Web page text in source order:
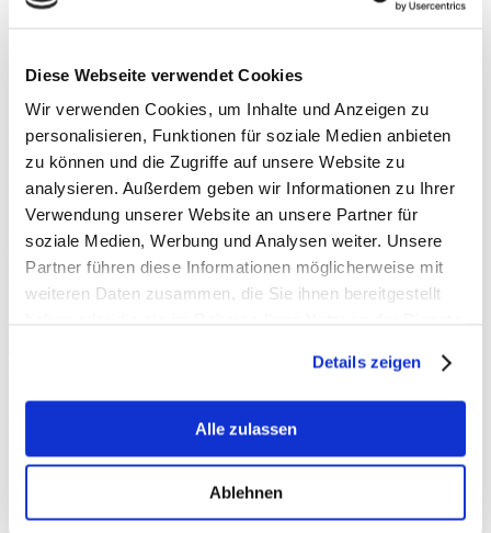
Diese Webseite verwendet Cookies
Wir verwenden Cookies, um Inhalte und Anzeigen zu
personalisieren, Funktionen für soziale Medien anbieten
zu können und die Zugriffe auf unsere Website zu
analysieren. Außerdem geben wir Informationen zu Ihrer
Verwendung unserer Website an unsere Partner für
soziale Medien, Werbung und Analysen weiter. Unsere
Partner führen diese Informationen möglicherweise mit
weiteren Daten zusammen, die Sie ihnen bereitgestellt
Details zeigen
Alle zulassen
Ablehnen
Landwirtschaftliche Betriebe prägen unseren Kreis Viersen und
haben eine große Bedeutung für unsere Region.
Heute habe ich die erste Winterversammlung der Kreisbauernschaft
Krefeld-Viersen im Restaurant Secretis in Hinsbeck besucht. Neben
Kreislandwirt Paul-Christian Küskens, Ortslandwirt Andreas
Wolfers und Geschäftsführer Sebastian Gores nahmen rund
Landwirte aus der Gemeinde Grefrath, der Stadt Nettetal und der
Stadt Viersen teil.
erläutert, dass es auch in der Landwirtschaft wieder nach vorne geht.
Dazu zählen für mich insbesondere Entlastungen, mehr
Herzlichen Dank für die Einladung und die vielen Einblicke in
gewinnbringender Austausch.